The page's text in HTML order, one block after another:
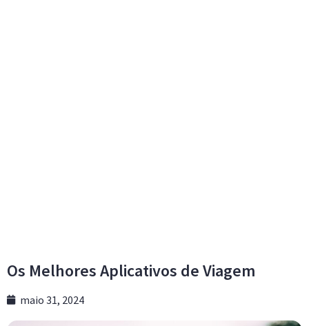
Os Melhores Aplicativos de Viagem
maio 31, 2024